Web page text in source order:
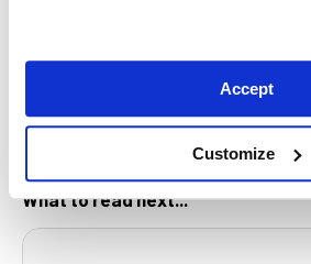
Accept
Customize
Bestill på nett i dag eller ta kontakt med
KONTAKT OSS
What to read next...